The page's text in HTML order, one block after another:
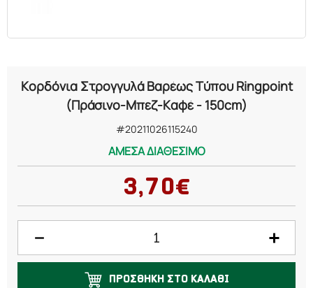
ΧΗΜΙΚΑ
Κορδόνια Στρογγυλά Βαρέως Τύπου Ringpoint
(Πράσινο-Μπεζ-Καφέ - 150cm)
#20211026115240
ΑΜΕΣΑ ΔΙΑΘΕΣΙΜΟ
3,70€
ΠΡΟΣΘΗΚΗ ΣΤΟ ΚΑΛΑΘΙ